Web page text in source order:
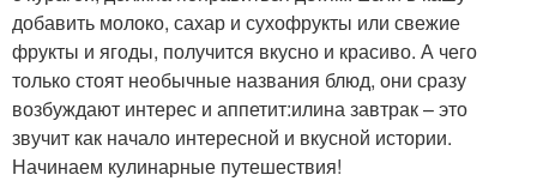
добавить молоко, сахар и сухофрукты или свежие
фрукты и ягоды, получится вкусно и красиво. А чего
только стоят необычные названия блюд, они сразу
возбуждают интерес и аппетит:илина завтрак – это
звучит как начало интересной и вкусной истории.
Начинаем кулинарные путешествия!